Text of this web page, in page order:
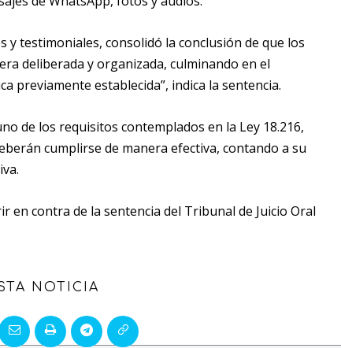
y testimoniales, consolidó la conclusión de que los
deliberada y organizada, culminando en el
previamente establecida”, indica la sentencia.
de los requisitos contemplados en la Ley 18.216,
cumplirse de manera efectiva, contando a su
contra de la sentencia del Tribunal de Juicio Oral
NOTICIA